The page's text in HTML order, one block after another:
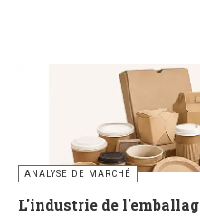
ANALYSE DE MARCHÉ
L'industrie de